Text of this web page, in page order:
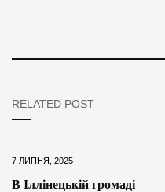
RELATED POST
7 ЛИПНЯ, 2025
В Іллінецькій громаді